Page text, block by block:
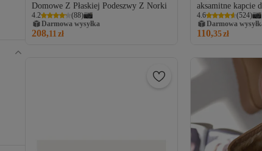
Domowe Z Płaskiej Podeszwy Z Norki
4.2 (88)
Darmowa wysyłka
208,11 zł
aksamitne kapcie
4.6 (524)
Darmowa
110,35zł